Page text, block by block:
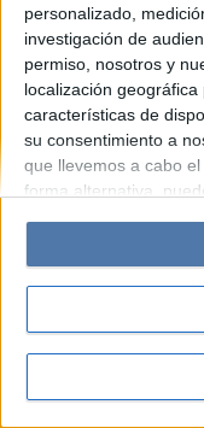
personalizado,
investigación de
permiso, nosotros y
localización
características de
su consentimiento a
que llevemos a cabo
forma alternativa,
cambiar sus
Tenga en cuenta que
personales puede no
tiene el derecho de
sus preferencias o